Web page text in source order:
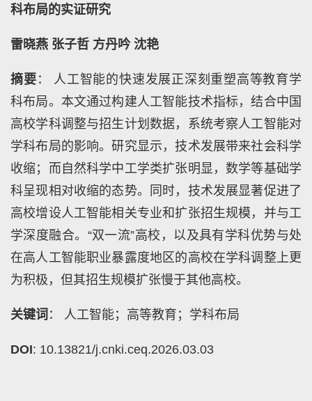
科布局的实证研究
雷晓燕 张子哲 方丹吟 沈艳
摘要 ： 人工智能的快速发展正深刻重塑高等教育学
科布局。本文通过构建人工智能技术指标，结合中国
高校学科调整与招生计划数据，系统考察人工智能对
学科布局的影响。研究显示，技术发展带来社会科学
收缩；而自然科学中工学类扩张明显，数学等基础学
科呈现相对收缩的态势。同时，技术发展显著促进了
高校增设人工智能相关专业和扩张招生规模，并与工
学深度融合。“双一流”高校，以及具有学科优势与处
在高人工智能职业暴露度地区的高校在学科调整上更
为积极，但其招生规模扩张慢于其他高校。
关键词 ： 人工智能；高等教育；学科布局
DOI: 10.13821/j.cnki.ceq.2026.03.03